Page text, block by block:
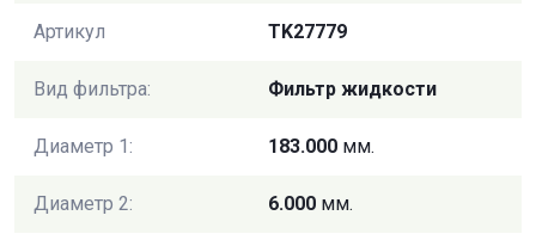
Артикул TK27779
Вид фильтра: Фильтр жидкости
Диаметр 1: 183.000 мм.
Диаметр 2: 6.000 мм.